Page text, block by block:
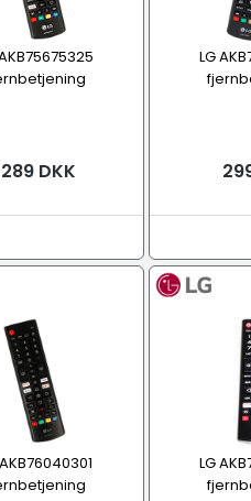
289 DKK
LG
LG